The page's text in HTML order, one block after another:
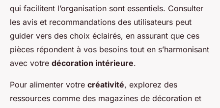
qui facilitent l’organisation sont essentiels. Consulter
les avis et recommandations des utilisateurs peut
guider vers des choix éclairés, en assurant que ces
pièces répondent à vos besoins tout en s’harmonisant
avec votre décoration intérieure.
Pour alimenter votre créativité, explorez des
ressources comme des magazines de décoration et